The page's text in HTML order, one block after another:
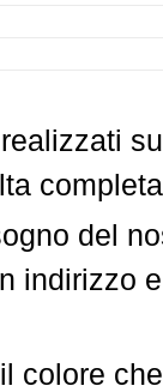
del
indirizzo
colore